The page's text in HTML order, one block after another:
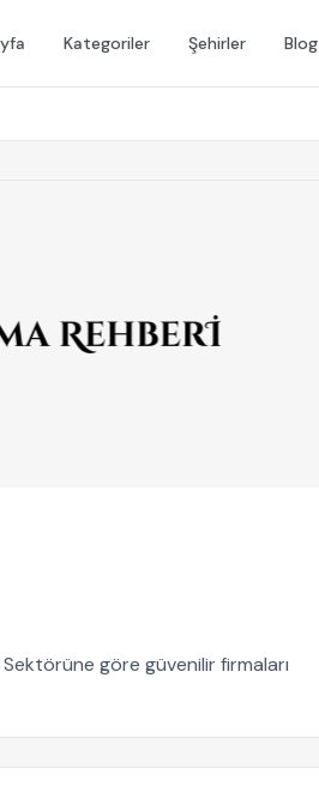
Kategoriler Şehirler Blog
göre güvenilir firmaları